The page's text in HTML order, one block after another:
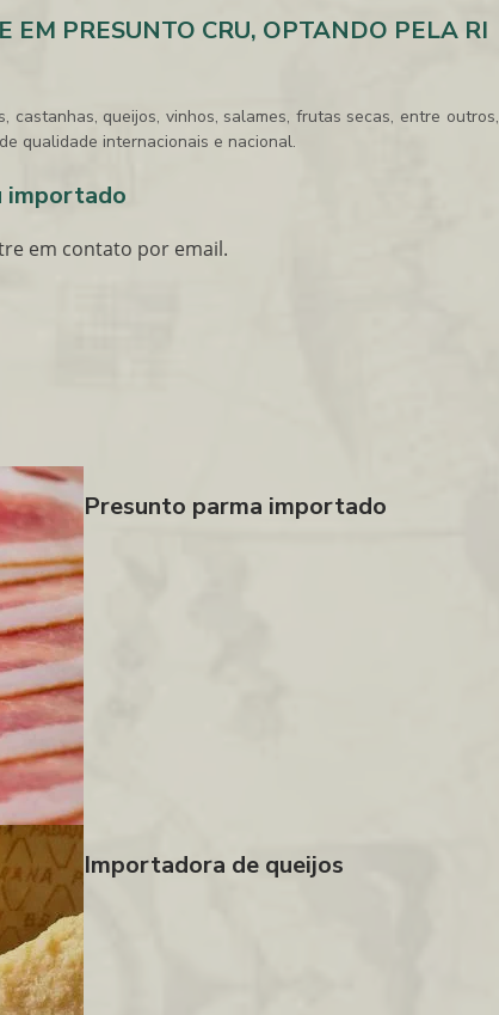
PRESUNTO CRU, OPTANDO PELA RI
castanhas, queijos, vinhos, salames, frutas secas, entre outros,
qualidade internacionais e nacional.
importado
em contato por email.
Presunto parma importado
Importadora de queijos